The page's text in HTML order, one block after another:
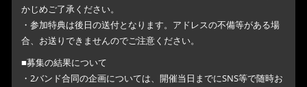
かじめご了承ください。
・参加特典は後日の送付となります。アドレスの不備等がある場
合、お送りできませんのでご注意ください。
■募集の結果について
・2バンド合同の企画については、開催当日までにSNS等で随時お